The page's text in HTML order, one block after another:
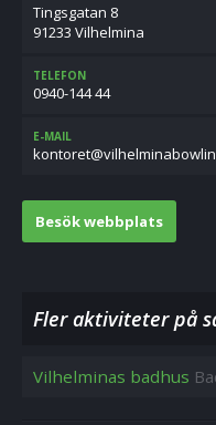
Tingsgatan 8
91233 Vilhelmina
TELEFON
0940-144 44
E-MAIL
Besök webbplats
Fler aktiviteter på
Vilhelminas badhus